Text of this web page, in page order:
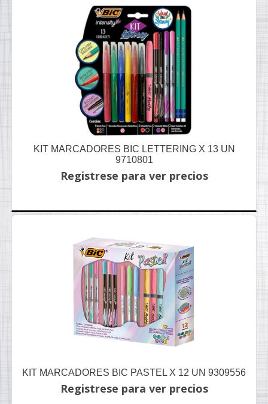
KIT MARCADORES BIC LETTERING X 13 UN
9710801
Registrese para ver precios
KIT MARCADORES BIC PASTEL X 12 UN 9309556
Registrese para ver precios